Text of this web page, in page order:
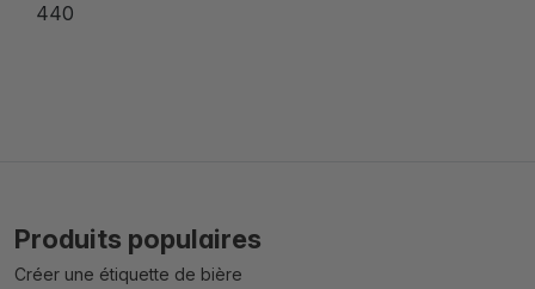
440
Produits populaires
Créer une étiquette de bière